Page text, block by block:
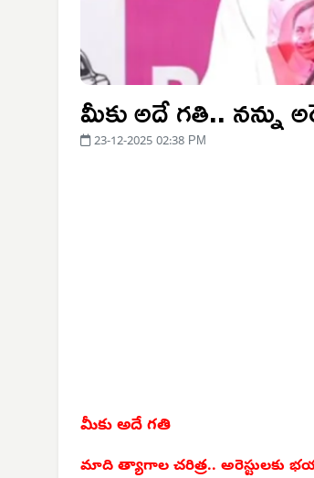
మీకు అదే గతి.. నన్ను
23-12-2025 02:38 PM
మీకు అదే గతి
మాది త్యాగాల చరిత్ర.. అరెస్టులకు